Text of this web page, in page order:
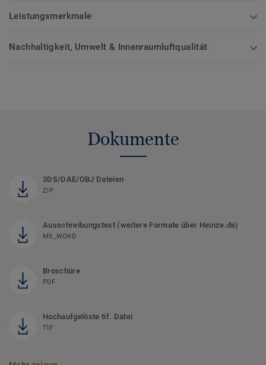
Leistungsmerkmale
Nachhaltigkeit, Umwelt & Innenraumluftqualität
Dokumente
3DS/DAE/OBJ Dateien
ZIP
Ausschreibungstext (weitere Formate über Heinze.de)
MS_WORD
Broschüre
PDF
Hochaufgelöste tif. Datei
TIF